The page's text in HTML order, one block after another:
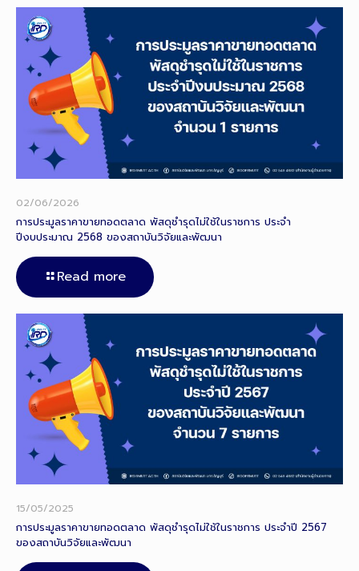
02/06/2026
การประมูลราคาขายทอดตลาด พัสดุชำรุดไม่ใช้ในราชการ ประจำ
ปีงบประมาณ 2568 ของสถาบันวิจัยและพัฒนา
Read more
15/05/2025
การประมูลราคาขายทอดตลาด พัสดุชำรุดไม่ใช้ในราชการ ประจำปี 2567
ของสถาบันวิจัยและพัฒนา